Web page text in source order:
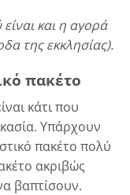
και η αγορά
της εκκλησίας).
πακέτο
κάτι που
Υπάρχουν
πακέτο πολύ
ακριβώς
βαπτίσουν.